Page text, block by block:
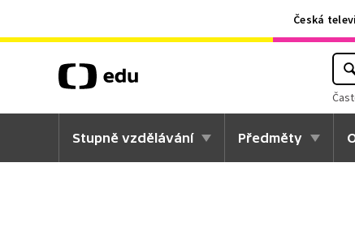
Česká
Stupně vzdělávání Předměty